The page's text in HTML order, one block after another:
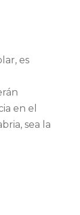
es
en el
sea la